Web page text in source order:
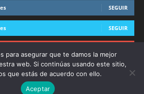
SEGUIR
SEGUIR
Reservados AFmedios 2021
para asegurar que te damos la mejor
web. Si continúas usando este sitio,
que estás de acuerdo con ello.
Aceptar